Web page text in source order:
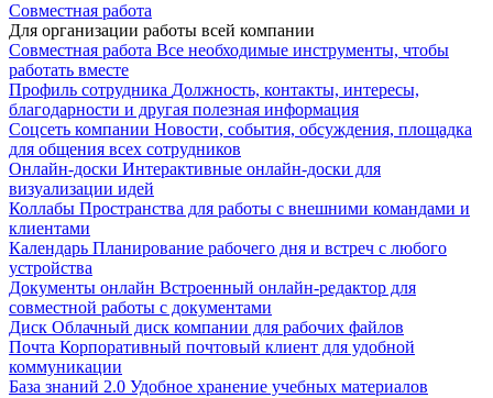
Совместная работа
Для организации работы всей компании
Совместная работа Все необходимые инструменты, чтобы
работать вместе
Профиль сотрудника Должность, контакты, интересы,
благодарности и другая полезная информация
Соцсеть компании Новости, события, обсуждения, площадка
для общения всех сотрудников
Онлайн-доски Интерактивные онлайн-доски для
визуализации идей
Коллабы Пространства для работы с внешними командами и
клиентами
Календарь Планирование рабочего дня и встреч с любого
устройства
Документы онлайн Встроенный онлайн-редактор для
совместной работы с документами
Диск Облачный диск компании для рабочих файлов
Почта Корпоративный почтовый клиент для удобной
коммуникации
База знаний 2.0 Удобное хранение учебных материалов